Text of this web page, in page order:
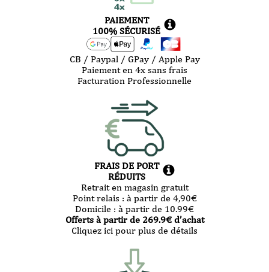
PAIEMENT
100% SÉCURISÉ
CB / Paypal / GPay / Apple Pay
Paiement en 4x sans frais
Facturation Professionnelle
FRAIS DE PORT
RÉDUITS
Retrait en magasin gratuit
Point relais : à partir de 4,90€
Domicile : à partir de 10.99€
Offerts à partir de 269.9€ d’achat
Cliquez ici pour plus de détails